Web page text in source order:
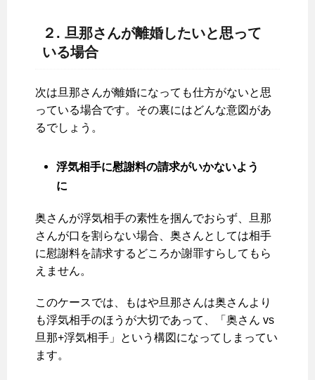
２. 旦那さんが離婚したいと思って
いる場合
次は旦那さんが離婚になっても仕方がないと思
っている場合です。その裏にはどんな意図があ
るでしょう。
浮気相手に慰謝料の請求がいかないよう
に
奥さんが浮気相手の素性を掴んでおらず、旦那
さんが口を割らない場合、奥さんとしては相手
に慰謝料を請求するどころか謝罪すらしてもら
えません。
このケースでは、もはや旦那さんは奥さんより
も浮気相手のほうが大切であって、「奥さん vs
旦那+浮気相手」という構図になってしまってい
ます。